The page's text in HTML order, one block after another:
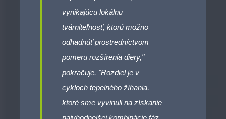
vynikajúcu lokálnu
tvárniteľnosť, ktorú možno
odhadnúť prostredníctvom
pomeru rozšírenia diery,"
pokračuje. "Rozdiel je v
cykloch tepelného žíhania,
ktoré sme vyvinuli na získanie